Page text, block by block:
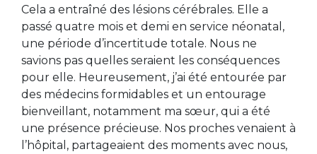
Cela a entraîné des lésions cérébrales. Elle a
passé quatre mois et demi en service néonatal,
une période d’incertitude totale. Nous ne
savions pas quelles seraient les conséquences
pour elle. Heureusement, j’ai été entourée par
des médecins formidables et un entourage
bienveillant, notamment ma sœur, qui a été
une présence précieuse. Nos proches venaient à
l’hôpital, partageaient des moments avec nous,